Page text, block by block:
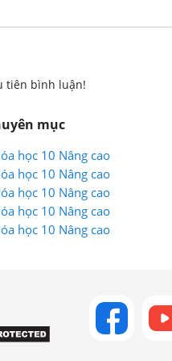
tiên bình luận!
mục
học 10 Nâng cao
học 10 Nâng cao
học 10 Nâng cao
học 10 Nâng cao
học 10 Nâng cao